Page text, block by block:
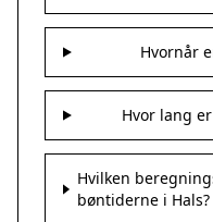
Hvornår
Hvor lang
Hvilken
bøntiderne i Hals?